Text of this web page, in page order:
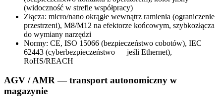
(widoczność w strefie współpracy)
Złącza: micro/nano okrągłe wewnątrz ramienia (ograniczenie
przestrzeni), M8/M12 na efektorze końcowym, szybkozłącza
do wymiany narzędzi
Normy: CE, ISO 15066 (bezpieczeństwo cobotów), IEC
62443 (cyberbezpieczeństwo — jeśli Ethernet),
RoHS/REACH
AGV / AMR — transport autonomiczny w
magazynie